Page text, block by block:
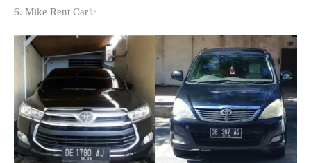
6. Mike Rent Car✨